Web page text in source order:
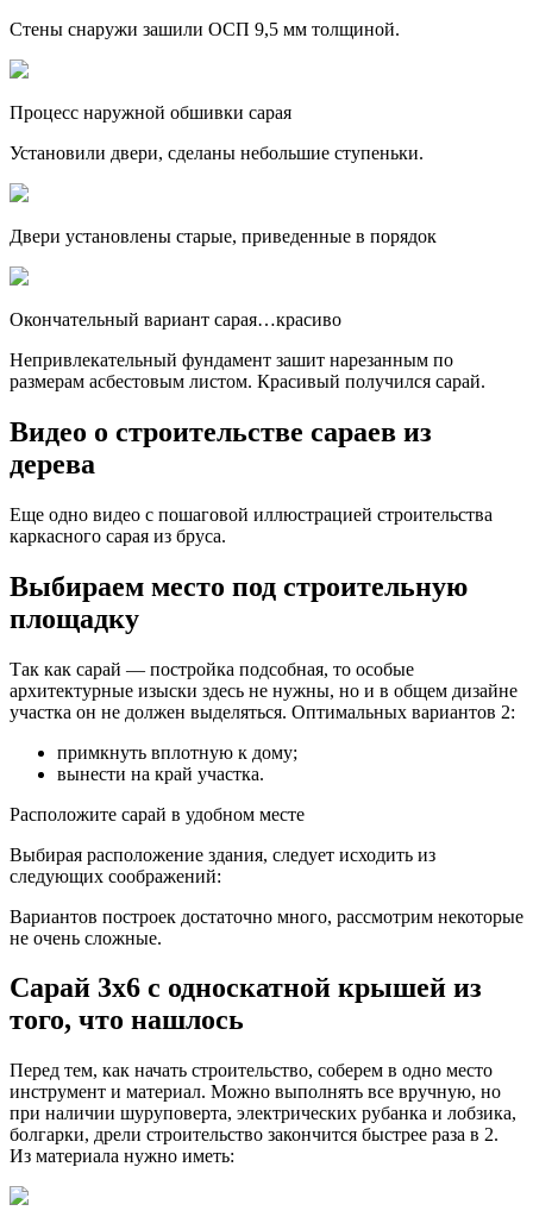
Стены снаружи зашили ОСП 9,5 мм толщиной.
Процесс наружной обшивки сарая
Установили двери, сделаны небольшие ступеньки.
Двери установлены старые, приведенные в порядок
Окончательный вариант сарая…красиво
Непривлекательный фундамент зашит нарезанным по
размерам асбестовым листом. Красивый получился сарай.
Видео о строительстве сараев из
дерева
Еще одно видео с пошаговой иллюстрацией строительства
каркасного сарая из бруса.
Выбираем место под строительную
площадку
Так как сарай — постройка подсобная, то особые
архитектурные изыски здесь не нужны, но и в общем дизайне
участка он не должен выделяться. Оптимальных вариантов 2:
примкнуть вплотную к дому;
вынести на край участка.
Расположите сарай в удобном месте
Выбирая расположение здания, следует исходить из
следующих соображений:
Вариантов построек достаточно много, рассмотрим некоторые
не очень сложные.
Сарай 3х6 с односкатной крышей из
того, что нашлось
Перед тем, как начать строительство, соберем в одно место
инструмент и материал. Можно выполнять все вручную, но
при наличии шуруповерта, электрических рубанка и лобзика,
болгарки, дрели строительство закончится быстрее раза в 2.
Из материала нужно иметь: